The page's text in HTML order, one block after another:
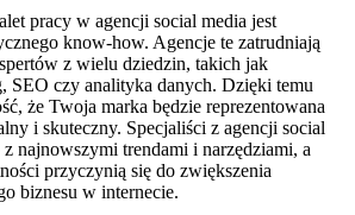
pracy w agencji social media jest
know-how. Agencje te ⁢zatrudniają
z wielu dziedzin, takich jak
SEO czy‍ analityka danych. Dzięki temu⁢
⁢że Twoja marka będzie reprezentowana
i skuteczny. Specjaliści z agencji social‍
z najnowszymi trendami i narzędziami, a
przyczynią‌ się do zwiększenia
⁣biznesu‌ w ‍internecie.